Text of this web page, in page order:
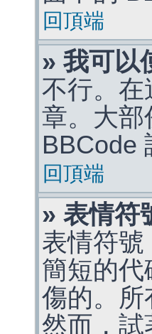
回頂端
» 我可以
不行。在
章。大部
BBCode
回頂端
» 表情符
表情符
簡短的
傷的。所
然而，試